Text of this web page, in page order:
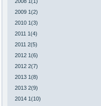
2009 1(2)
2010 1(3)
2011 1(4)
2011 2(5)
2012 1(6)
2012 2(7)
2013 1(8)
2013 2(9)
2014 1(10)